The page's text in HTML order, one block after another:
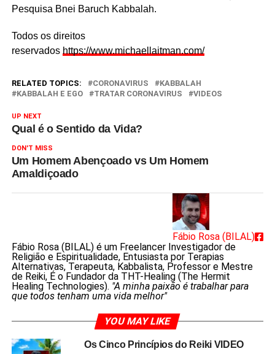
Pesquisa Bnei Baruch Kabbalah.
Todos os direitos
reservados https://www.michaellaitman.com/
RELATED TOPICS: CORONAVIRUS
KABBALAH
KABBALAH E EGO
TRATAR CORONAVIRUS VIDEOS
UP NEXT
Qual é o Sentido da Vida?
DON'T MISS
Um Homem Abençoado vs Um Homem
Amaldiçoado
Fábio Rosa (BILAL)
Fábio Rosa (BILAL) é um Freelancer Investigador de
Religião e Espiritualidade, Entusiasta por Terapias
Alternativas, Terapeuta, Kabbalista, Professor e Mestre
de Reiki, É o Fundador da THT-Healing (The Hermit
Healing Technologies). "A minha paixão é trabalhar para
que todos tenham uma vida melhor"
YOU MAY LIKE
Os Cinco Princípios do Reiki VIDEO